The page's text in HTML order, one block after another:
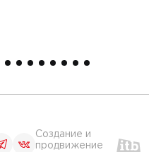
Создание и
продвижение